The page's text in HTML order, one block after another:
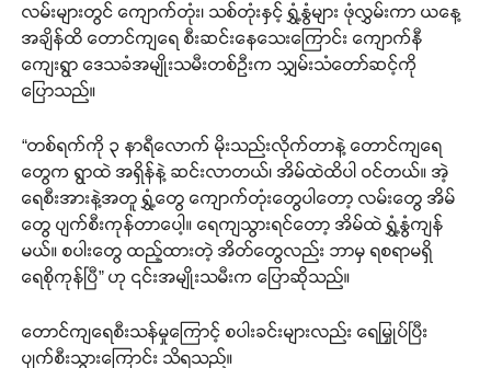
လမ်းများတွင် ကျောက်တုံး၊ သစ်တုံးနှင့် ရွှံ့နွံများ ဖုံလွှမ်းကာ ယနေ့
အချိန်ထိ တောင်ကျရေ စီးဆင်းနေသေးကြောင်း ကျောက်နီ
ကျေးရွာ ဒေသခံအမျိုးသမီးတစ်ဉီးက သျှမ်းသံတော်ဆင့်ကို
ပြောသည်။
“တစ်ရက်ကို ၃ နာရီလောက် မိုးသည်းလိုက်တာနဲ့ တောင်ကျရေ
တွေက ရွာထဲ အရှိန်နဲ့ ဆင်းလာတယ်၊ အိမ်ထဲထိပါ ဝင်တယ်။ အဲ့
ရေစီးအားနဲ့အတူ ရွှံ့တွေ ကျောက်တုံးတွေပါတော့ လမ်းတွေ အိမ်
တွေ ပျက်စီးကုန်တာပေါ့။ ရေကျသွားရင်တော့ အိမ်ထဲ ရွှံ့နွံကျန်
မယ်။ စပါးတွေ ထည့်ထားတဲ့ အိတ်တွေလည်း ဘာမှ ရစရာမရှိ
ရေစိုကုန်ပြီ” ဟု ၎င်းအမျိုးသမီးက ပြောဆိုသည်။
တောင်ကျရေစီးသန်မှုကြောင့် စပါးခင်းများလည်း ရေမြှုပ်ပြီး
ပျက်စီးသွားကြောင်း သိရသည်။